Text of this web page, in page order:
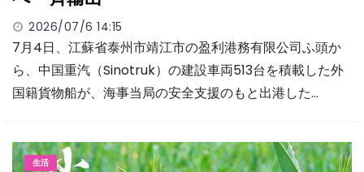
2026/07/6 14:15
7月4日、江蘇省泰州市靖江市の盈利港務有限公司ふ頭か
ら、中国重汽（Sinotruk）の建設車両513台を積載した外
国籍貨物船が、海事当局の安全支援のもと出港した…
生活